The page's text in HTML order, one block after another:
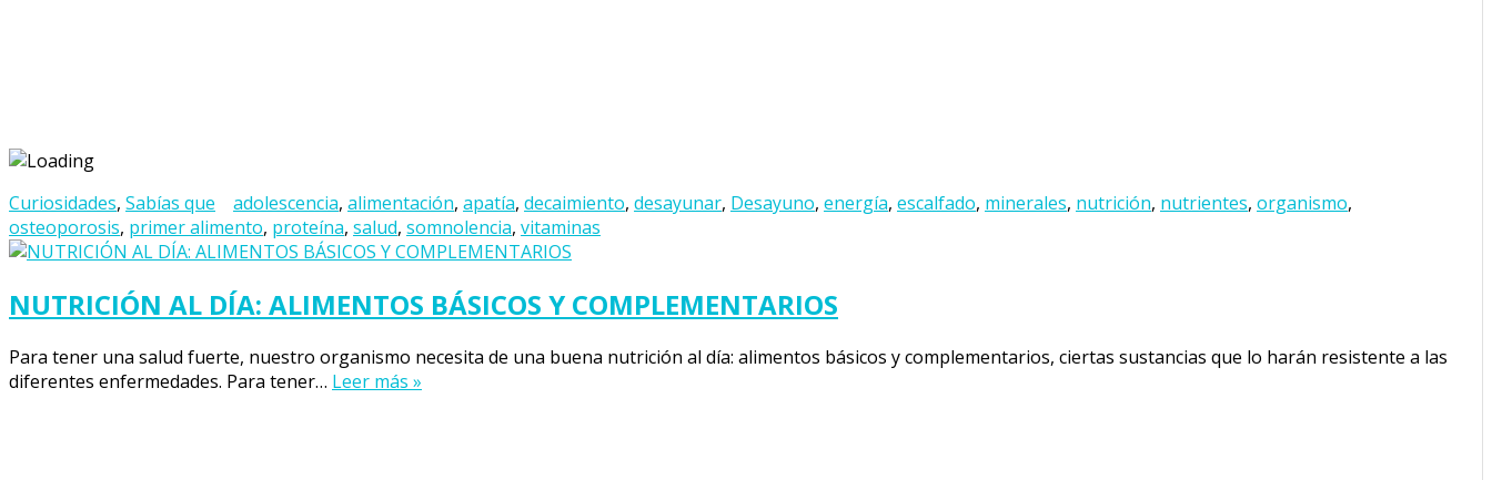
Curiosidades, Sabías que adolescencia, alimentación, apatía, decaimiento, desayunar, Desayuno, energía, escalfado, minerales, nutrición, nutrientes, organismo,
osteoporosis, primer alimento, proteína, salud, somnolencia, vitaminas
NUTRICIÓN AL DÍA: ALIMENTOS BÁSICOS Y COMPLEMENTARIOS
Para tener una salud fuerte, nuestro organismo necesita de una buena nutrición al día: alimentos básicos y complementarios, ciertas sustancias que lo harán resistente a las
diferentes enfermedades. Para tener… Leer más »